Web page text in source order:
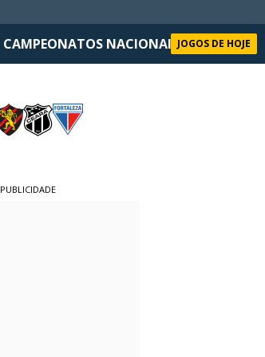
CAMPEONATOS NACIONAIS SELEÇÃO
JOGOS DE HOJE
PUBLICIDADE